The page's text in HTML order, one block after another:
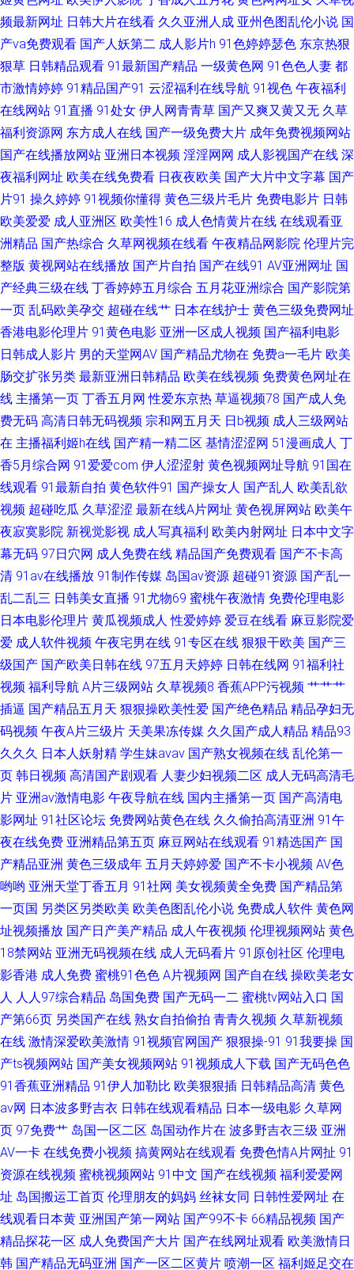
超碰97在线免费 精东传媒毛片 人妖综合 亚洲人妻五月婷婷 AV天堂成人网 国
产人片久久 欧美淫秽a片 在线H版电影 变态另类天堂 后入黑丝jk 日本色直播
伊人网97 av网站总导航 韩国黄视频 欧美实操视频 先锋资源每日av wwww91
天天爽天天干 日本性天堂 影音先锋白嫩丰腴 成人精品免费网 欧美不卡网 午
夜网址AV 99精品99 韩国OK影院麻豆 人妖A片 一本道九九道 俺去也网 黄色
免费高清网站 人妖黄色A片 91视频免费首页 国产精品乱码专区 欧美人视频
午夜影院污 a片avcom 黄色黄夜播放 人妖激情 伊人精品久久 肏屄电影天堂
女同欧美 丝袜美腿足交 91情侣操逼 国产不卡视频 欧美人妖网站 亚洲午夜剧
场 超碰啪啪啪
频最新网址 日韩大片在线看 久久亚洲人成 亚州色图乱伦小说 国
产va免费观看 国产人妖第二 成人影片h 91色婷婷瑟色 东京热狠
狠草 日韩精品观看 91最新国产精品 一级黄色网 91色色人妻 都
市激情婷婷 91精品国产91 云涩福利在线导航 91视色 午夜福利
在线网站 91直播 91处女 伊人网青青草 国产又爽又黄又无 久草
福利资源网 东方成人在线 国产一级免费大片 成年免费视频网站
国产在线播放网站 亚洲日本视频 淫淫网网 成人影视国产在线 深
夜福利网址 欧美在线免费看 日夜夜欧美 国产大片中文字幕 国产
片91 操久婷婷 91视频你懂得 黄色三级片毛片 免费电影片 日韩
欧美爱爱 成人亚洲区 欧美性16 成人色情黄片在线 在线观看亚
洲精品 国产热综合 久草网视频在线看 午夜精品网影院 伦理片完
整版 黄视网站在线播放 国产片自拍 国产在线91 AV亚洲网址 国
产经典三级在线 丁香婷婷五月综合 五月花亚洲综合 国产影院第
一页 乱码欧美孕交 超碰在线艹 日本在线护士 黄色三级免费网址
香港电影伦理片 91黄色电影 亚洲一区成人视频 国产福利电影
日韩成人影片 男的天堂网AV 国产精品尤物在 免费a一毛片 欧美
肠交扩张另类 最新亚洲日韩精品 欧美在线视频 免费黄色网址在
线 主播第一页 丁香五月网 性爱东京热 草逼视频78 国产成人免
费无码 高清日韩无码视频 宗和网五月天 日b视频 成人三级网站
在 主播福利姬h在线 国产精一精二区 基情涩涩网 51漫画成人 丁
香5月综合网 91爱爱com 伊人涩涩射 黄色视频网址导航 91国在
线观看 91最新自拍 黄色软件91 国产操女人 国产乱人 欧美乱欲
视频 超碰吃瓜 久草涩涩 最新在线A片网址 黄色视屏网站 欧美午
夜寂寞影院 新视觉影视 成人写真福利 欧美内射网址 日本中文字
幕无码 97日穴网 成人免费在线 精品国产免费观看 国产不卡高
清 91av在线播放 91制作传媒 岛国av资源 超碰91资源 国产乱一
乱二乱三 日韩美女直播 91尤物69 蜜桃午夜激情 免费伦理电影
日本电影伦理片 黄瓜视频成人 性爱婷婷 爱豆在线看 麻豆影院爱
爱 成人软件视频 午夜宅男在线 91专区在线 狠狠干欧美 国产三
级国产 国产欧美日韩在线 97五月天婷婷 日韩在线网 91福利社
视频 福利导航 A片三级网站 久草视频8 香蕉APP污视频 艹艹艹
插逼 国产精品五月天 狠狠操欧美性爱 国产绝色精品 精品孕妇无
码视频 午夜A片三级片 天美果冻传媒 久久国产成人精品 精品93
久久久 日本人妖射精 学生妹avav 国产熟女视频在线 乱伦第一
页 韩日视频 高清国产剧观看 人妻少妇视频二区 成人无码高清毛
片 亚洲av激情电影 午夜导航在线 国内主播第一页 国产高清电
影网址 91社区论坛 免费网站黄色在线 久久偷拍高清亚洲 91午
夜在线免费 亚洲精品第五页 麻豆网站在线观看 91精选国产 国
产精品亚洲 黄色三级成年 五月天婷婷爱 国产不卡小视频 AV色
哟哟 亚洲天堂丁香五月 91社网 美女视频黄全免费 国产精品第
一页国 另类区另类欧美 欧美色图乱伦小说 免费成人软件 黄色网
址视频播放 国产日产美产精品 成人午夜视频 伦理视频网站 黄色
18禁网站 亚洲无码视频在线 成人无码看片 91原创社区 伦理电
影香港 成人免费 蜜桃91色色 A片视频网 国产自在线 操欧美老女
人 人人97综合精品 岛国免费 国产无码一二 蜜桃tv网站入口 国
产第66页 另类国产在线 熟女自拍偷拍 青青久视频 久草新视频
在线 激情深爱欧美激情 91视频官网国产 狠狠操-91 91我要操 国
产ts视频网站 国产美女视频网站 91视频成人下载 国产无码色色
91香蕉亚洲精品 91伊人加勒比 欧美狠狠插 日韩精品高清 黄色
av网 日本波多野吉衣 日韩在线观看精品 日本一级电影 久草网
页 97免费艹 岛国一区二区 岛国动作片在 波多野吉衣三级 亚洲
AV一卡 在线免费小视频 搞黄网站在线观看 免费色情A片网扯 91
资源在线视频 蜜桃视频网站 91中文 国产在线视频 福利爱爱网
址 岛国搬运工首页 伦理朋友的妈妈 丝袜女同 日韩性爱网址 在
线观看日本黄 亚洲国产第一网站 国产99不卡 66精品视频 国产
精品探花一区 成人免费国产大片 国产在线网址观看 欧美激情日
韩 国产精品无码亚洲 国产一区二区黄片 喷潮一区 福利姬足交在